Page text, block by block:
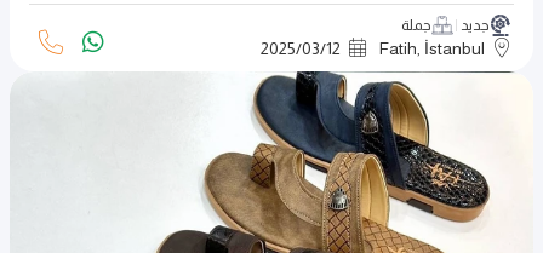
جديد جملة
Fatih, İstanbul
2025/03/12